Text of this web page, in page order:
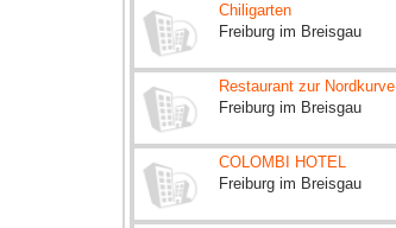
Chiligarten
Freiburg im Breisgau
Restaurant zur Nordkurve
Freiburg im Breisgau
COLOMBI HOTEL
Freiburg im Breisgau